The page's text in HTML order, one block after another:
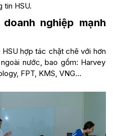
tin HSU.
nghiệp mạnh
hợp tác chặt chẽ với hơn
nước, bao gồm: Harvey
FPT, KMS, VNG…